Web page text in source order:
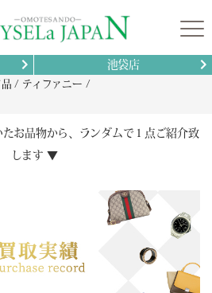
池袋店
ティファニー
お品物から、ランダムで１点ご紹介致
します ▼